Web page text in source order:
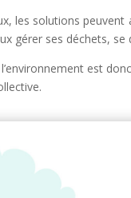
les solutions
gérer ses déchets,
est